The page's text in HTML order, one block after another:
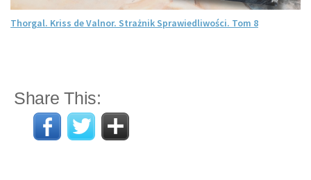
Thorgal. Kriss de Valnor. Strażnik Sprawiedliwości. Tom 8
Share This: